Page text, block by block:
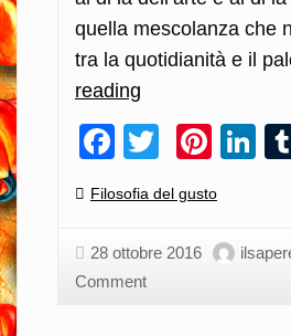
quella mescolanza che
tra la quotidianità e il
reading
Straight
Edge
tra
e
veganismo…
Facebook
Twitter
Categories:
Filosofia del gusto
28 ottobre 2016
Comment